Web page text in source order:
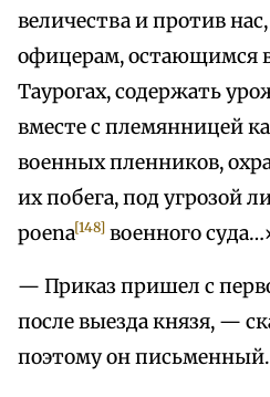
величества и против
офицерам, остающимся
Таурогах, содержать
вместе с племянницей
военных пленников,
их побега, под угрозой
poena[148] военного
— Приказ пришел с
после выезда князя, —
поэтому он письменный.